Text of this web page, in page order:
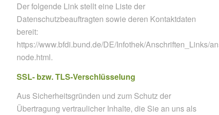
Der folgende Link stellt eine Liste der
Datenschutzbeauftragten sowie deren Kontaktdaten
bereit:
https://www.bfdi.bund.de/DE/Infothek/Anschriften_Links/
node.html.
SSL- bzw. TLS-Verschlüsselung
Aus Sicherheitsgründen und zum Schutz der
Übertragung vertraulicher Inhalte, die Sie an uns als